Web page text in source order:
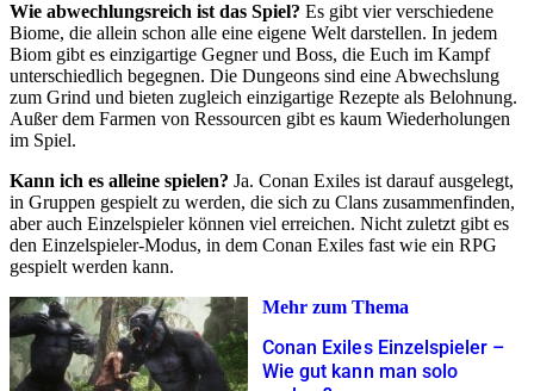
Wie abwechlungsreich ist das Spiel? Es gibt vier verschiedene
Biome, die allein schon alle eine eigene Welt darstellen. In jedem
Biom gibt es einzigartige Gegner und Boss, die Euch im Kampf
unterschiedlich begegnen. Die Dungeons sind eine Abwechslung
zum Grind und bieten zugleich einzigartige Rezepte als Belohnung.
Außer dem Farmen von Ressourcen gibt es kaum Wiederholungen
im Spiel.
Kann ich es alleine spielen? Ja. Conan Exiles ist darauf ausgelegt,
in Gruppen gespielt zu werden, die sich zu Clans zusammenfinden,
aber auch Einzelspieler können viel erreichen. Nicht zuletzt gibt es
den Einzelspieler-Modus, in dem Conan Exiles fast wie ein RPG
gespielt werden kann.
Mehr zum Thema
Conan Exiles Einzelspieler –
Wie gut kann man solo